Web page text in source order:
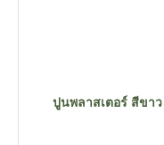
ปูนพลาสเตอร์ สีขาว